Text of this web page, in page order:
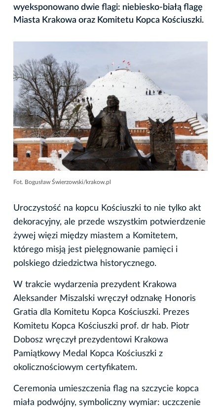
wyeksponowano dwie flagi: niebiesko-białą flagę
Miasta Krakowa oraz Komitetu Kopca Kościuszki.
Fot. Bogusław Świerzowski/krakow.pl
Uroczystość na kopcu Kościuszki to nie tylko akt
dekoracyjny, ale przede wszystkim potwierdzenie
żywej więzi między miastem a Komitetem,
którego misją jest pielęgnowanie pamięci i
polskiego dziedzictwa historycznego.
W trakcie wydarzenia prezydent Krakowa
Aleksander Miszalski wręczył odznakę Honoris
Gratia dla Komitetu Kopca Kościuszki. Prezes
Komitetu Kopca Kościuszki prof. dr hab. Piotr
Dobosz wręczył prezydentowi Krakowa
Pamiątkowy Medal Kopca Kościuszki z
okolicznościowym certyfikatem.
Ceremonia umieszczenia flag na szczycie kopca
miała podwójny, symboliczny wymiar: uczczenie